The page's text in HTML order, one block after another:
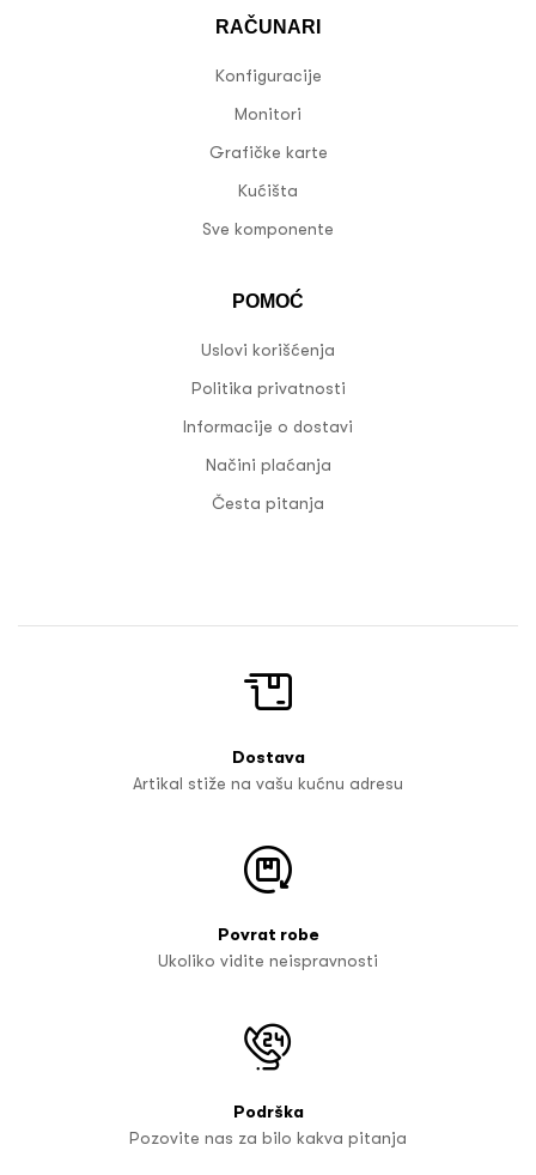
RAČUNARI
Konfiguracije
Monitori
Grafičke karte
Kućišta
Sve komponente
POMOĆ
Uslovi korišćenja
Politika privatnosti
Informacije o dostavi
Načini plaćanja
Česta pitanja
Dostava
Artikal stiže na vašu kućnu adresu
Povrat robe
Ukoliko vidite neispravnosti
Podrška
Pozovite nas za bilo kakva pitanja